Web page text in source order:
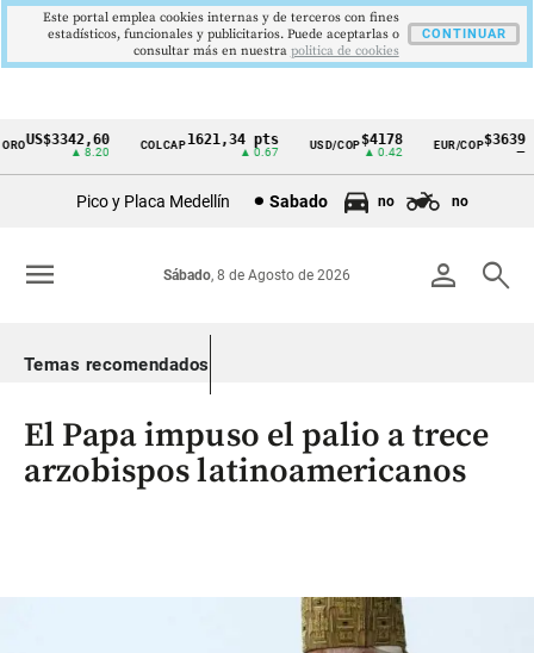
Cintillo
Colombia
US$3342,60
▲ 8.20
COLCAP1621,34 pts
▲ 0.67
USD/COP$4178
▲ 0.42
EUR/COP$3639
Pico y Placa Medellín Sabado no no
person search
Sábado, 8 de Agosto de 2026
menu
Temas recomendados
El Papa impuso el palio a trece
arzobispos latinoamericanos
Este portal emplea cookies internas y de terceros con fines
estadísticos, funcionales y publicitarios. Puede aceptarlas o
consultar más en nuestra politica de cookies
CONTINUAR